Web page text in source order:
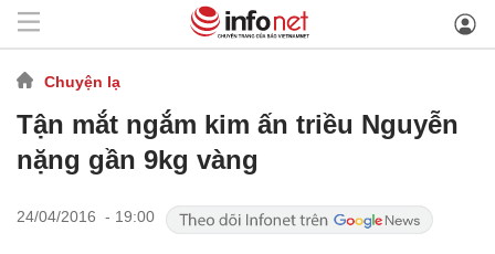
Chuyện lạ
Tận mắt ngắm kim ấn triều Nguyễn
nặng gần 9kg vàng
24/04/2016 - 19:00